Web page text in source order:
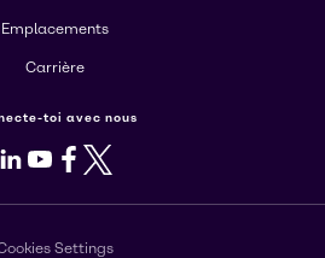
Emplacements
Carrière
toi avec nous
LinkedIn
Youtube
Facebook
X
Settings